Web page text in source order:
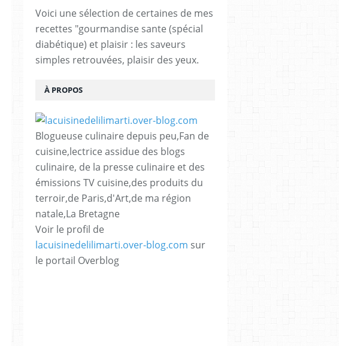
Voici une sélection de certaines de mes
recettes "gourmandise sante (spécial
diabétique) et plaisir : les saveurs
simples retrouvées, plaisir des yeux.
À PROPOS
Blogueuse culinaire depuis peu,Fan de
cuisine,lectrice assidue des blogs
culinaire, de la presse culinaire et des
émissions TV cuisine,des produits du
terroir,de Paris,d'Art,de ma région
natale,La Bretagne
Voir le profil de
lacuisinedelilimarti.over-blog.com sur
le portail Overblog